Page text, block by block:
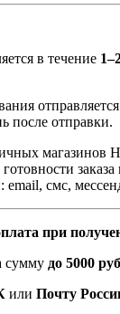
в течение
после отправки.
магазинов
смс,
при
сумму до 5000
или Почту